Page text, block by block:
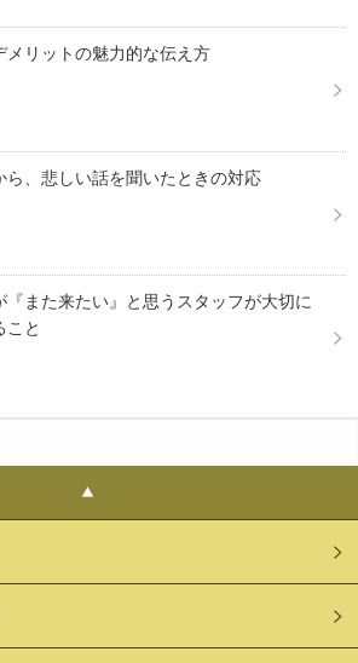
メリットの魅力的な伝え方
ら、悲しい話を聞いたときの対応
『また来たい』と思うスタッフが大切に
こと